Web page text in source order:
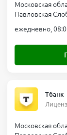
Московская
Павловская
ежедневно,
Тбанк
Московская